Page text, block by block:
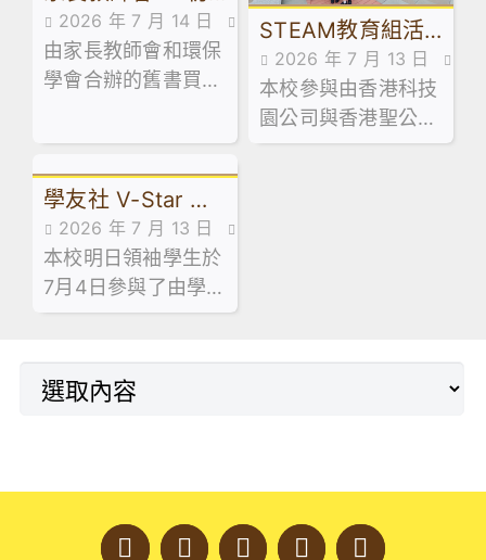
辦之「黑白廚房創業
速成」課程。
中級舊書買賣」活
動
2026 年 7 月 14 日
家校合作,家長教師會活
動花絮,活動花絮
由家長教師會和環保
學會合辦的舊書買賣
順利舉行！當日禮堂
同學滿載而歸！🥰
STEAM教育組活
動：「少年創科探
索家」計劃 – 到校
講座及AI嘉年華
2026 年 7 月 13 日
活動花絮
本校參與由香港科技
園公司與香港聖公會
教育服務部合辦的「
學友社 V-Star 計
劃 — 長者探訪日
2026 年 7 月 13 日
活動花絮
本校明日領袖學生於
7月4日參與了由學友
社舉辦的「V-Star
日」。活動於明愛天
悅長者中心順利舉